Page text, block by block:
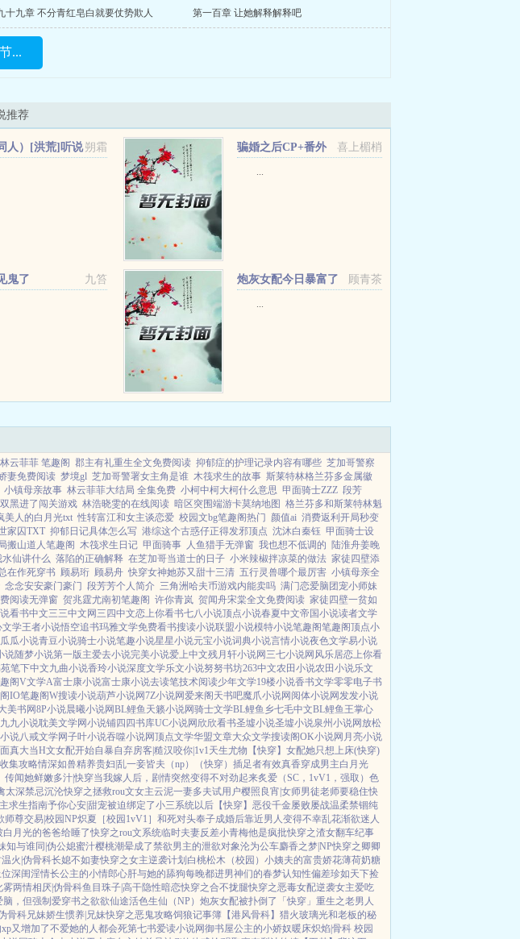
十九章 不分青红皂白就要仗势欺人 第一百章 让她解释解释吧
...
推荐
朔霜
人）[洪荒]听说
喜上楣梢
骗婚之后CP+番外
...
九笞
鬼了 顾青茶
炮灰女配今日暴富了
...
林云菲菲 笔趣阁 郡主有礼重生全文免费阅读 抑郁症的护理记录内容有哪些 芝加哥警察
妻免费阅读 梦境gl 芝加哥警署女主角是谁 木筏求生的故事 斯莱特林格兰芬多金属徽
小镇母亲故事 林云菲菲大结局 全集免费 小柯中柯大柯什么意思 甲面骑士ZZZ 段芳
黑进了闯关游戏 林浩晓雯的在线阅读 暗区突围端游卡莫纳地图 格兰芬多和斯莱特林魁
美人的白月光txt 性转富江和女主谈恋爱 校园文bg笔趣阁热门 颜值ai 消费返利开局秒变
家囚TXT 抑郁日记具体怎么写 港综这个古惑仔正得发邪顶点 沈沐白秦钰 甲面骑士设
搬山道人笔趣阁 木筏求生日记 甲面骑事 人鱼猎手无弹窗 我也想不低调的 陆淮舟姜晚
仙讲什么 落陷的正确解释 在芝加哥当道士的日子 小米辣椒拌凉菜的做法 家徒四壁添
在作死穿书 顾易珩 顾易舟 快穿女神她苏又甜十三清 五行灵兽哪个最厉害 小镇母亲全
念念安安豪门豪门 段芳芳个人简介 三角洲哈夫币游戏内能卖吗 满门恋爱脑团宠小师妹
阅读无弹窗 贺兆霆尤南初笔趣阁 许你青岚 贺闻舟宋棠全文免费阅读 家徒四壁一贫如
看书中文三三中文网 三四中文恋上你看书七八小说顶点小说春夏中文帝国小说读者文学
文学王者小说悟空追书玛雅文学免费看书搜读小说联盟小说模特小说笔趣阁笔趣阁顶点小
瓜瓜小说青豆小说骑士小说笔趣小说星星小说元宝小说词典小说言情小说夜色文学易小说
说随梦小说第一版主爱去小说完美小说爱上中文残月轩小说网 三七小说网 风乐居恋上你看
笔下中文九曲小说香玲小说深度文学乐文小说努努书坊263中文农田小说农田小说乐文
阁V文学A富士康小说富士康小说去读笔技术阅读少年文学19楼小说香书文学零零电子书
IO笔趣阁W搜读小说葫芦小说网7Z小说网爱来阁 天书吧魔爪小说网 阅体小说网发发小说
美书网8P小说晨曦小说网BL鲤鱼 天籁小说网骑士文学BL鲤鱼乡七毛中文BL鲤鱼王掌心
九九小说耽美文学网小说铺四四书库UC小说网 欣欣看书圣墟小说圣墟小说泉州小说网放松
说八戒文学网子叶小说吞噬小说网顶点文学华盟文章大众文学搜读阁OK小说网 月亮小说
真大当H文女配开始自暴自弃房客|糙汉咬你|1v1天生尤物【快穿】 女配她只想上床(快穿)
集攻略情深如兽精养贵妇|乱一妾皆夫（np） （快穿）插足者有效真香穿成男主白月光
传闻她鲜嫩多汁|快穿当我嫁人后，剧情突然变得不对劲起来炙爱（SC，1vV1，强取） 色
太深禁忌沉沦快穿之拯救rou文女主云泥一妻多夫试用户樱照良宵|女师男徒老师要稳住快
求生指南予你心安|甜宠被迫绑定了小三系统以后【快穿】 恶役千金屡败屡战温柔禁锢纯
师尊交易|校园NP炽夏［校园1vV1］ 和死对头奉子成婚后靠近男人变得不幸乱花渐欲迷人
白月光的爸爸给睡了快穿之rou文系统临时夫妻反差小青梅他是疯批快穿之渣女翻车纪事
知与谁同|伪公媳蜜汁樱桃潮晕成了禁欲男主的泄欲对象沦为公车麝香之梦|NP快穿之卿卿
温火|伪骨科长媳不如妻快穿之女主逆袭计划 白桃松木（校园） 小姨夫的富贵娇花薄荷奶糖
深闺淫情长公主的小情郎心肝与她的舔狗每晚都进男神们的春梦认知性偏差珍如天下捡
雾两情相厌|伪骨科鱼目珠子|高干隐性暗恋快穿之合不拢腿快穿之恶毒女配逆袭女主爱吃
脑，但强制爱穿书之欲欲仙途活色生仙（NP） 炮灰女配被扑倒了「快穿」 重生之老男人
骨科兄妹娇生惯养|兄妹快穿之恶鬼攻略饲狼记事簿 【港风骨科】猎火玻璃光和老板的秘
又增加了不爱她的人都会死第七书爱读小说网御书屋公主的小娇奴暖床炽焰|骨科 校园